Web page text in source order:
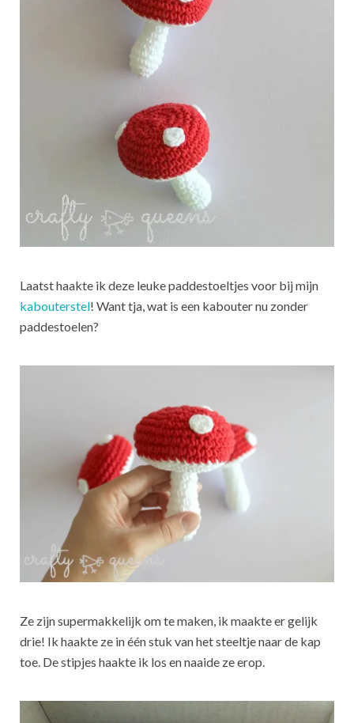
Laatst haakte ik deze leuke paddestoeltjes voor bij mijn
kabouterstel! Want tja, wat is een kabouter nu zonder
paddestoelen?
Ze zijn supermakkelijk om te maken, ik maakte er gelijk
drie! Ik haakte ze in één stuk van het steeltje naar de kap
toe. De stipjes haakte ik los en naaide ze erop.